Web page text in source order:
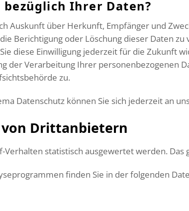
bezüglich Ihrer Daten?
Auskunft über Herkunft, Empfänger und
Berichtigung oder Löschung dieser Daten zu
diese Einwilligung jederzeit für die Zukunft
der Verarbeitung Ihrer personenbezogenen
zu.
Datenschutz können Sie sich jederzeit an
von Dritt­anbietern
Verhalten statistisch ausgewertet werden.
finden Sie in der folgenden